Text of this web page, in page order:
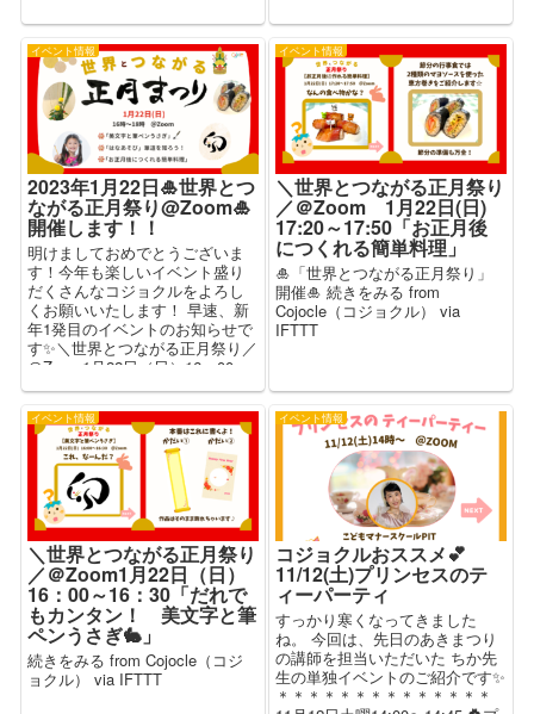
イベント情報
2023年1月22日🎍世界とつ
ながる正月祭り@Zoom🎍
開催します！！
明けましておめでとうございま
す！今年も楽しいイベント盛り
だくさんなコジョクルをよろし
くお願いいたします！ 早速、新
年1発目のイベントのお知らせで
す✨＼世界とつながる正月祭り／
＠Zoom1月22日（日）16：00～
18：...
イベント情報
＼世界とつながる正月祭り
／＠Zoom 1月22日(日)
17:20～17:50「お正月後
につくれる簡単料理」
🎍「世界とつながる正月祭り」
開催🎍 続きをみる from
Cojocle（コジョクル） via
IFTTT
イベント情報
＼世界とつながる正月祭り
／＠Zoom1月22日（日）
16：00～16：30「だれで
もカンタン！ 美文字と筆
ペンうさぎ🐇」
続きをみる from Cojocle（コジ
ョクル） via IFTTT
イベント情報
コジョクルおススメ💕
11/12(土)プリンセスのテ
ィーパーティ
すっかり寒くなってきました
ね。 今回は、先日のあきまつり
の講師を担当いただいた ちか先
生の単独イベントのご紹介です✨
＊＊＊＊＊＊＊＊＊＊＊＊＊＊